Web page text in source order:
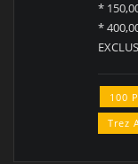
*
*
100
Trez